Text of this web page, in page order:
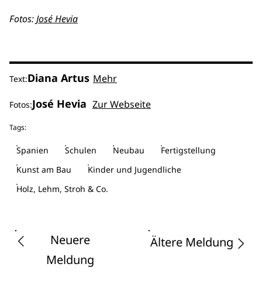
Fotos:José Hevia
Text:Diana Artus Mehr
Fotos:José Hevia Zur Webseite
Tags:
Spanien Schulen Neubau
Fertigstellung
Kunst am Bau
Kinder und Jugendliche
Holz, Lehm, Stroh & Co.
Neuere
Meldung
Ältere Meldung